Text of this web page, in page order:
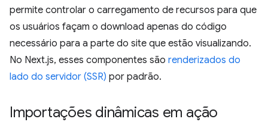
permite controlar o carregamento de recursos para que
os usuários façam o download apenas do código
necessário para a parte do site que estão visualizando.
No Next.js, esses componentes são renderizados do
lado do servidor (SSR) por padrão.
Importações dinâmicas em ação